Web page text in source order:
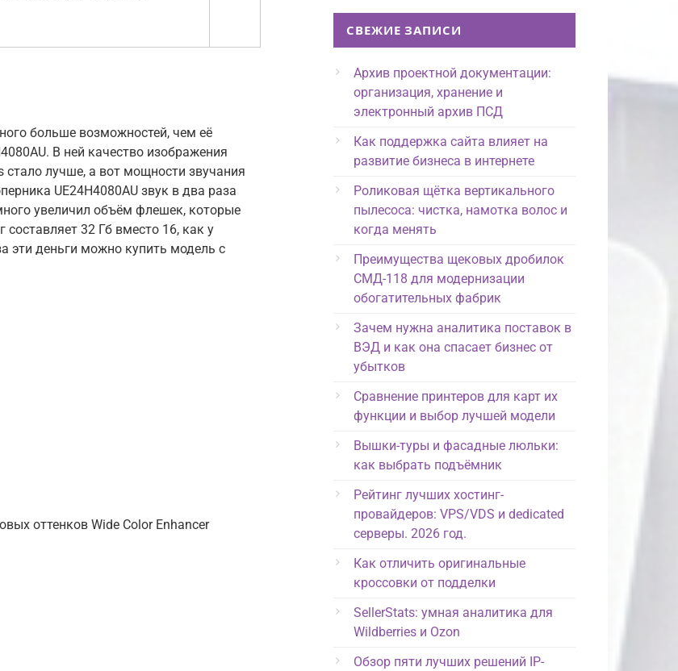
больше возможностей, чем её
В ней качество изображения
стало лучше, а вот мощности звучания
UE24H4080AU звук в два раза
увеличил объём флешек, которые
составляет 32 Гб вместо 16, как у
эти деньги можно купить модель с
оттенков Wide Color Enhancer
СВЕЖИЕ ЗАПИСИ
Архив проектной документации:
организация, хранение и
электронный архив ПСД
Как поддержка сайта влияет на
развитие бизнеса в интернете
Роликовая щётка вертикального
пылесоса: чистка, намотка волос и
когда менять
Преимущества щековых дробилок
СМД-118 для модернизации
обогатительных фабрик
Зачем нужна аналитика поставок в
ВЭД и как она спасает бизнес от
убытков
Сравнение принтеров для карт их
функции и выбор лучшей модели
Вышки-туры и фасадные люльки:
как выбрать подъёмник
Рейтинг лучших хостинг-
провайдеров: VPS/VDS и dedicated
серверы. 2026 год.
Как отличить оригинальные
кроссовки от подделки
SellerStats: умная аналитика для
Wildberries и Ozon
Обзор пяти лучших решений IP-